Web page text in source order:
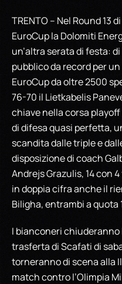
TRENTO – Nel Round 13
EuroCup la Dolomiti
un’altra serata di festa:
pubblico da record per
EuroCup da oltre 2500
76-70 il Lietkabelis
chiave nella corsa
di difesa quasi perfetta,
scandita dalle triple e
disposizione di coach
Andrejs Grazulis, 14 con
in doppia cifra anche il
Biligha, entrambi a quota
I bianconeri chiuderanno
trasferta di Scafati di
torneranno di scena alla
match contro l’Olimpia